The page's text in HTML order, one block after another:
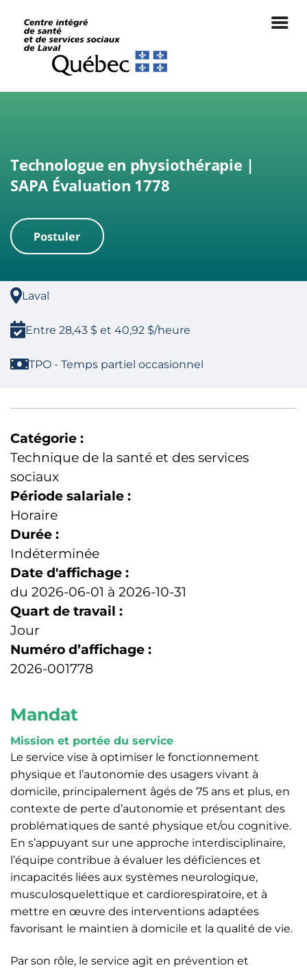
Technologue en physiothérapie |
SAPA Évaluation 1778
|
Postuler
Laval
Entre 28,43 $ et 40,92 $/heure
TPO - Temps partiel occasionnel
Catégorie :
Technique de la santé et des services
sociaux
Période salariale :
Horaire
Durée :
Indéterminée
Date d'affichage :
du 2026-06-01 à 2026-10-31
Quart de travail :
Jour
Numéro d’affichage :
2026-001778
Mandat
Mission et portée du service
Le service vise à optimiser le fonctionnement
physique et l’autonomie des usagers vivant à
domicile, principalement âgés de 75 ans et plus, en
contexte de perte d’autonomie et présentant des
problématiques de santé physique et/ou cognitive.
En s’appuyant sur une approche interdisciplinaire,
l’équipe contribue à évaluer les déficiences et
incapacités liées aux systèmes neurologique,
musculosquelettique et cardiorespiratoire, et à
mettre en œuvre des interventions adaptées
favorisant le maintien à domicile et la qualité de vie.
Par son rôle, le service agit en prévention et